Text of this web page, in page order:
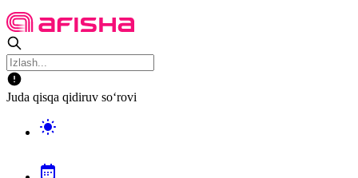
Juda qisqa qidiruv so‘rovi